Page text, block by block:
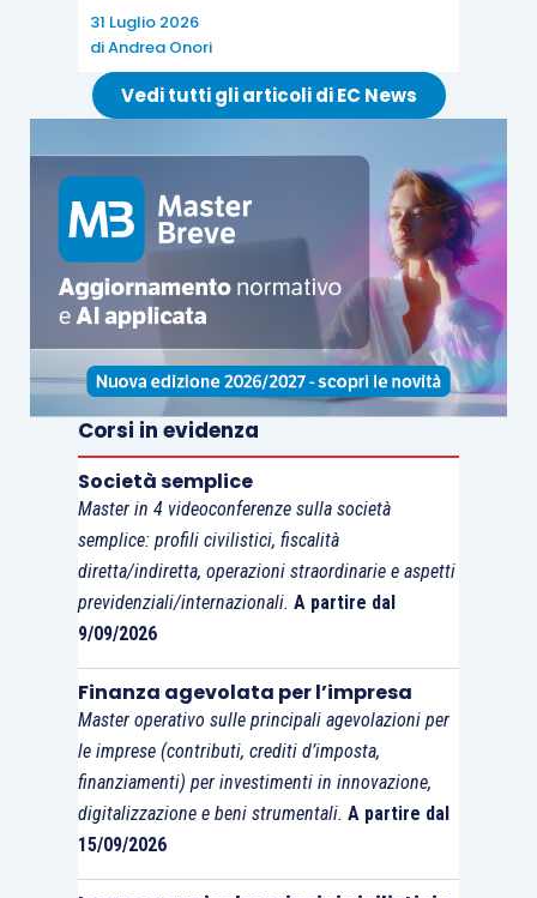
31 Luglio 2026
diAndrea Onori
Vedi tutti gli articoli di EC News
Corsi in evidenza
Società semplice
Master in 4 videoconferenze sulla società
semplice: profili civilistici, fiscalità
diretta/indiretta, operazioni straordinarie e aspetti
previdenziali/internazionali. A partire dal
9/09/2026
Finanza agevolata per l’impresa
Master operativo sulle principali agevolazioni per
le imprese (contributi, crediti d’imposta,
finanziamenti) per investimenti in innovazione,
digitalizzazione e beni strumentali. A partire dal
15/09/2026